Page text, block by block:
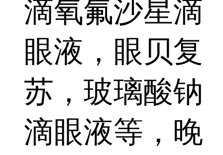
滴氧氟沙星滴
眼液，眼贝复
苏，玻璃酸钠
滴眼液等，晚